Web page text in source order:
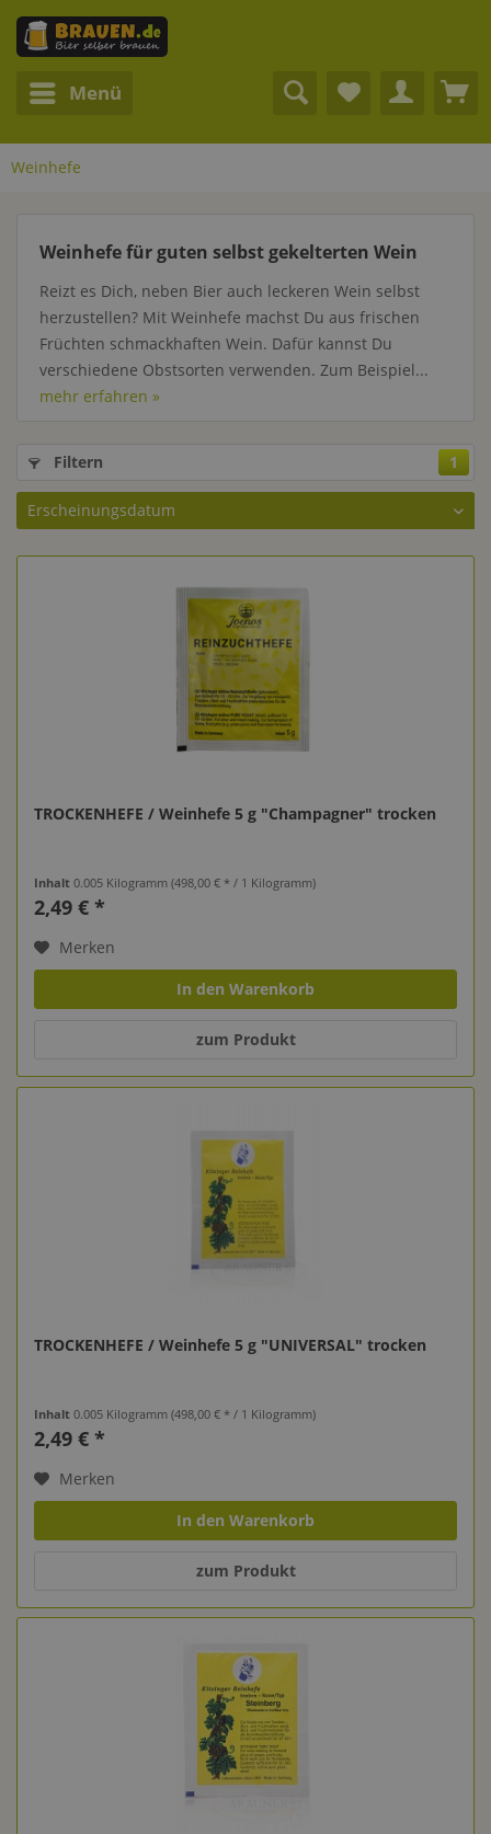
Menü
Weinhefe
Weinhefe für guten selbst gekelterten Wein
Reizt es Dich, neben Bier auch leckeren Wein selbst
herzustellen? Mit Weinhefe machst Du aus frischen
Früchten schmackhaften Wein. Dafür kannst Du
verschiedene Obstsorten verwenden. Zum Beispiel...
mehr erfahren »
Filtern 1
TROCKENHEFE / Weinhefe 5 g "Champagner" trocken
Inhalt0.005 Kilogramm(498,00 € * / 1 Kilogramm)
2,49 € *
Merken
In den Warenkorb
zum Produkt
TROCKENHEFE / Weinhefe 5 g "UNIVERSAL" trocken
Inhalt0.005 Kilogramm(498,00 € * / 1 Kilogramm)
2,49 € *
Merken
In den Warenkorb
zum Produkt